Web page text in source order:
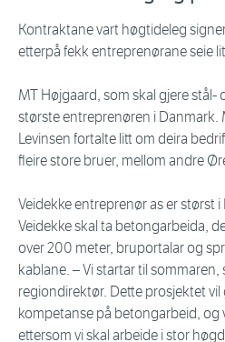
Kontraktane vart høgtideleg
etterpå fekk entreprenørane seie
MT Højgaard, som skal gjere
største entreprenøren i Danmark.
Levinsen fortalte litt om deira
fleire store bruer, mellom andre
Veidekke entreprenør as er størst
Veidekke skal ta betongarbeida,
over 200 meter, bruportalar og
kablane. – Vi startar til
regiondirektør. Dette prosjektet vil
kompetanse på betongarbeid, og
ettersom vi skal arbeide i stor